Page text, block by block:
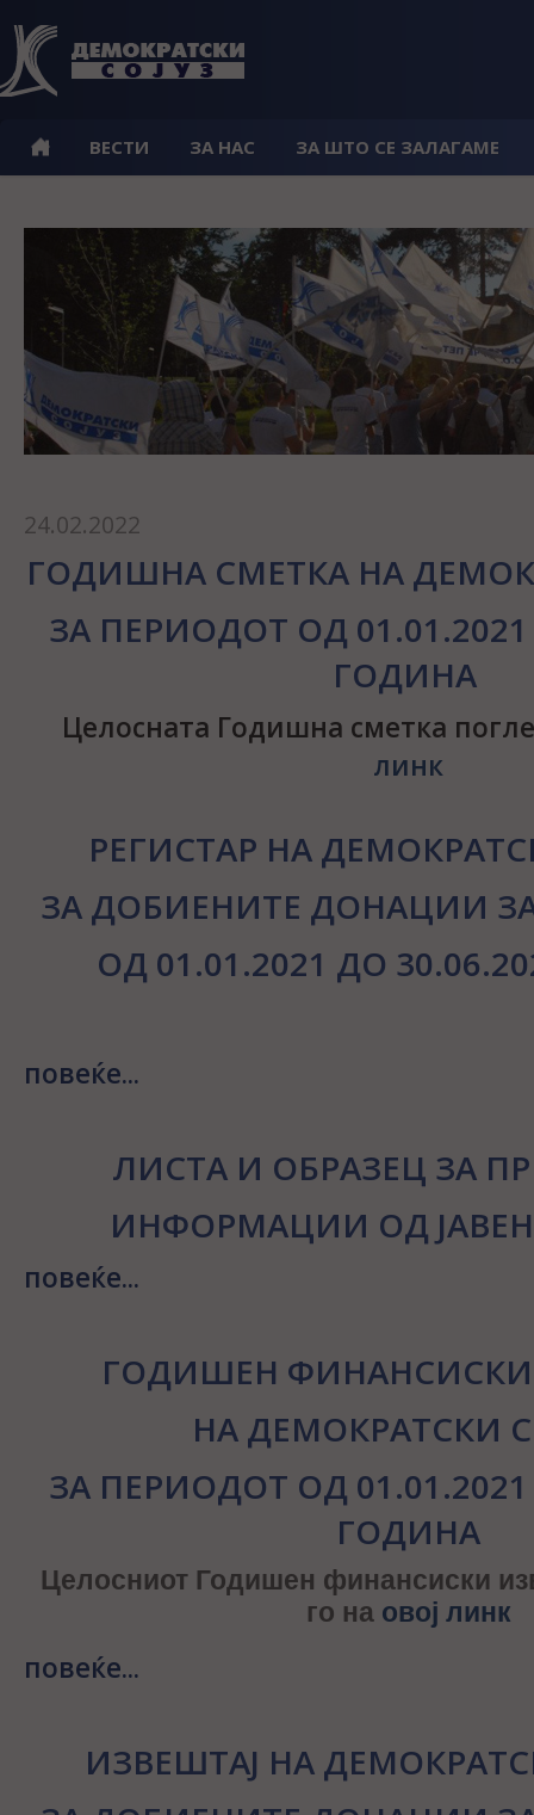
ВЕСТИ ЗА НАС ЗА ШТО СЕ ЗАЛАГАМЕ
24.02.2022
ГОДИШНА СМЕТКА НА
ЗА ПЕРИОДОТ ОД 01.01.2021
ГОДИНА
Целосната Годишна сметка
линк
РЕГИСТАР НА
ЗА ДОБИЕНИТЕ ДОНАЦИИ
ОД 01.01.2021 ДО
повеќе...
ЛИСТА И ОБРАЗЕЦ ЗА
ИНФОРМАЦИИ ОД ЈАВЕН
повеќе...
ГОДИШЕН ФИНАНСИСКИ
НА ДЕМОКРАТСКИ
ЗА ПЕРИОДОТ ОД 01.01.2021
ГОДИНА
Целосниот Годишен финансиски
го на овој линк
повеќе...
ИЗВЕШТАЈ НА